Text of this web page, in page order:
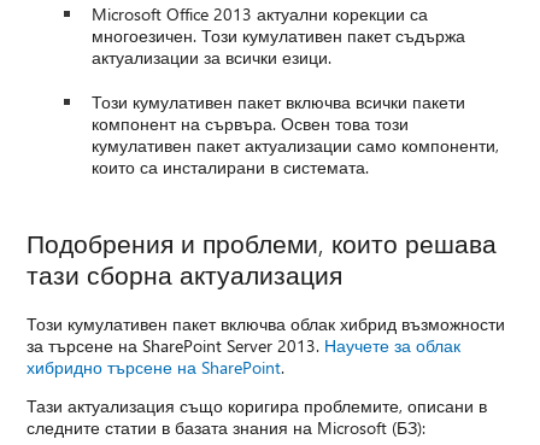
Microsoft Office 2013 актуални корекции са
многоезичен. Този кумулативен пакет съдържа
актуализации за всички езици.
Този кумулативен пакет включва всички пакети
компонент на сървъра. Освен това този
кумулативен пакет актуализации само компоненти,
които са инсталирани в системата.
Подобрения и проблеми, които решава
тази сборна актуализация
Този кумулативен пакет включва облак хибрид възможности
за търсене на SharePoint Server 2013. Научете за облак
хибридно търсене на SharePoint.
Тази актуализация също коригира проблемите, описани в
следните статии в базата знания на Microsoft (БЗ):